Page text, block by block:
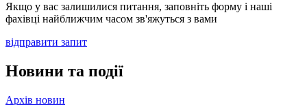
Якщо у вас залишилися питання, заповніть форму і наші
фахівці найближчим часом зв'яжуться з вами
відправити запит
Новини та події
Архів новин